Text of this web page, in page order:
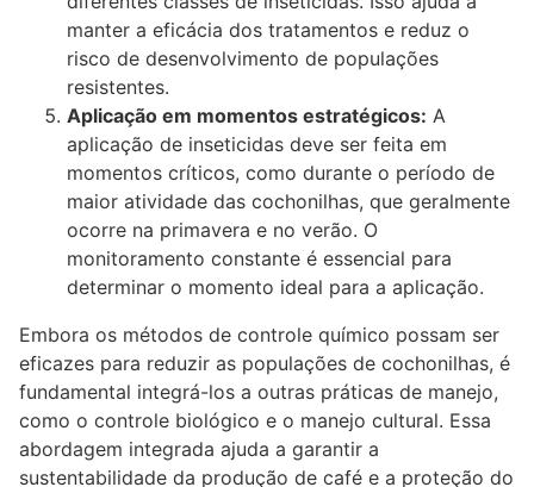
manter a eficácia dos tratamentos e reduz o
risco de desenvolvimento de populações
resistentes.
Aplicação em momentos estratégicos: A
aplicação de inseticidas deve ser feita em
momentos críticos, como durante o período de
maior atividade das cochonilhas, que geralmente
ocorre na primavera e no verão. O
monitoramento constante é essencial para
determinar o momento ideal para a aplicação.
Embora os métodos de controle químico possam ser
eficazes para reduzir as populações de cochonilhas, é
fundamental integrá-los a outras práticas de manejo,
como o controle biológico e o manejo cultural. Essa
abordagem integrada ajuda a garantir a
sustentabilidade da produção de café e a proteção do